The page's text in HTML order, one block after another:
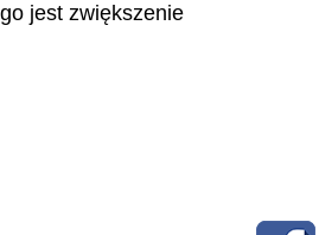
jest zwiększenie